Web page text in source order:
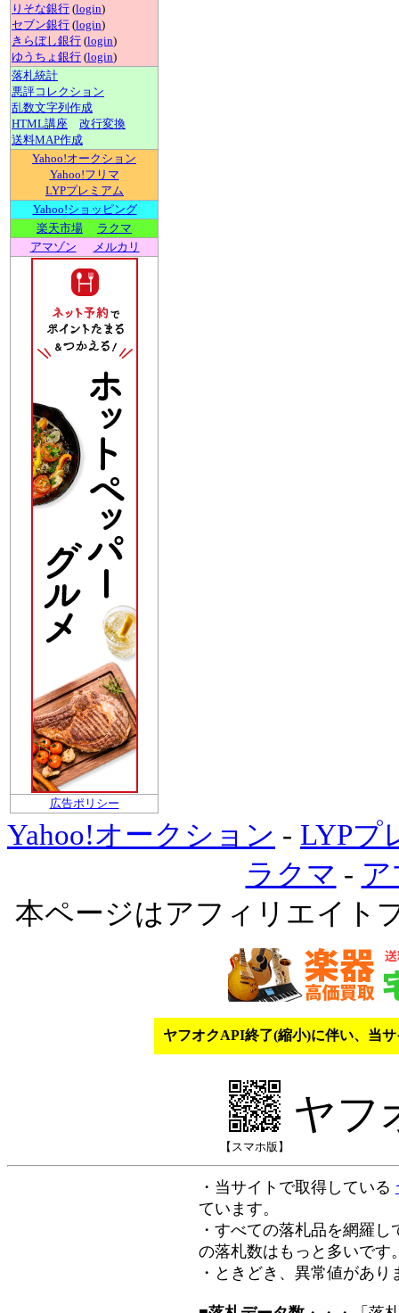
りそな銀行 (login)
セブン銀行 (login)
きらぼし銀行 (login)
ゆうちょ銀行 (login)
落札統計
悪評コレクション
乱数文字列作成
HTML講座
改行変換
送料MAP作成
Yahoo!オークション
Yahoo!フリマ
LYPプレミアム
Yahoo!ショッピング
楽天市場
ラクマ
アマゾン
メルカリ
広告ポリシー
Yahoo!オークション - LYPプ
ラクマ -
本ページはアフィリエイト
ヤフオクAPI終了(縮小)に伴い、当
【スマホ版】
ヤフ
・当サイトで取得している
ています。
・すべての落札品を網羅
の落札数はもっと多いです
・ときどき、異常値があ